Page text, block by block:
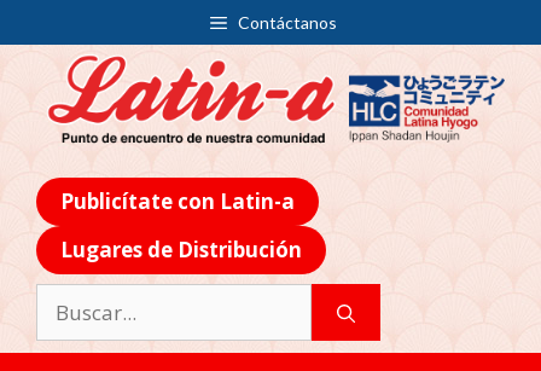
Contáctanos
Publicítate con Latin-a
Lugares de Distribución